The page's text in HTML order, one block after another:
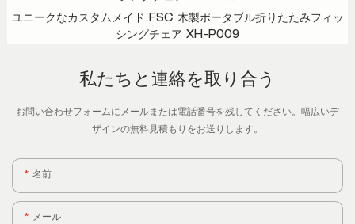
ユニークなカスタムメイド FSC 木製ポータブル折りたたみフィッ
シングチェア XH-P009
私たちと連絡を取り合う
お問い合わせフォームにメールまたは電話番号を残してください。幅広いデ
ザインの無料見積もりをお送りします。
名前
メール